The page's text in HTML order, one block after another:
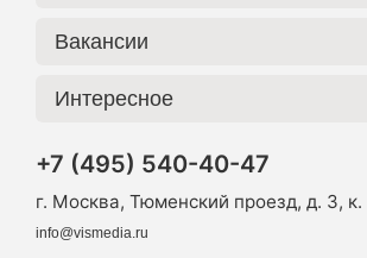
Вакансии
Интересное
+7 (495) 540-40-47
г. Москва, Тюменский проезд, д. 3, к.
info@vismedia.ru